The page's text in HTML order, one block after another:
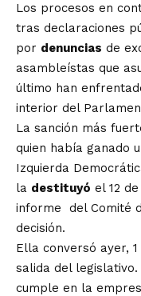
Los procesos en
tras declaraciones
por denuncias de
asambleístas que
último han
interior del
La sanción más
quien había ganado
Izquierda
la destituyó el 12
informe del Comité
decisión.
Ella conversó ayer,
salida del
cumple en la